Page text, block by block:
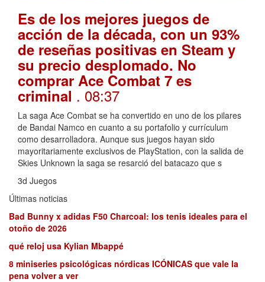
Es de los mejores juegos de
acción de la década, con un 93%
de reseñas positivas en Steam y
su precio desplomado. No
comprar Ace Combat 7 es
criminal . 08:37
La saga Ace Combat se ha convertido en uno de los pilares
de Bandai Namco en cuanto a su portafolio y currículum
como desarrolladora. Aunque sus juegos hayan sido
mayoritariamente exclusivos de PlayStation, con la salida de
Skies Unknown la saga se resarció del batacazo que s
3d Juegos
Últimas noticias
Bad Bunny x adidas F50 Charcoal: los tenis ideales para el
otoño de 2026
qué reloj usa Kylian Mbappé
8 miniseries psicológicas nórdicas ICÓNICAS que vale la
pena volver a ver